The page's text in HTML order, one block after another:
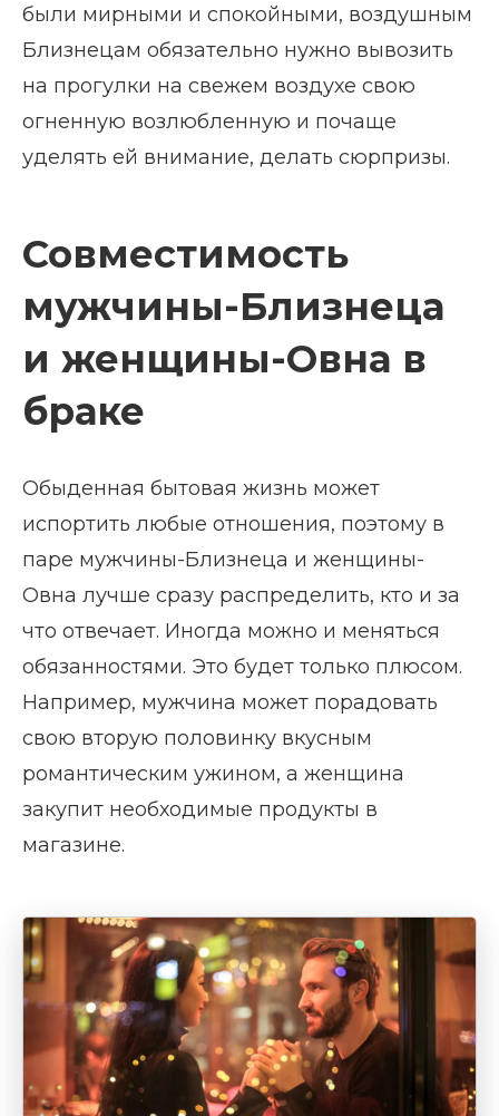
были мирными и спокойными, воздушным
Близнецам обязательно нужно вывозить
на прогулки на свежем воздухе свою
огненную возлюбленную и почаще
уделять ей внимание, делать сюрпризы.
Совместимость
мужчины-Близнеца
и женщины-Овна в
браке
Обыденная бытовая жизнь может
испортить любые отношения, поэтому в
паре мужчины-Близнеца и женщины-
Овна лучше сразу распределить, кто и за
что отвечает. Иногда можно и меняться
обязанностями. Это будет только плюсом.
Например, мужчина может порадовать
свою вторую половинку вкусным
романтическим ужином, а женщина
закупит необходимые продукты в
магазине.